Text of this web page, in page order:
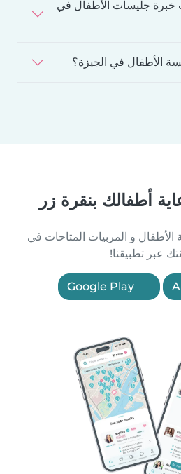
جليسات الأطفال في
الأطفال في الجيزة؟
أطفالك بنقرة زر
و المربيات المتاحات في
عبر تطبيقنا!